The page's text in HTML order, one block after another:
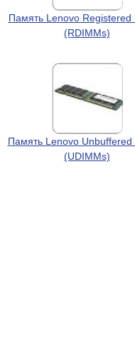
Память Lenovo Registered
(RDIMMs)
Память Lenovo Unbuffered
(UDIMMs)